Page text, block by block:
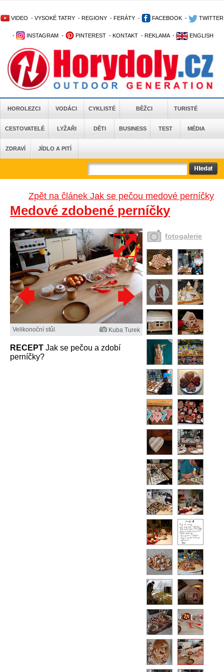
VIDEO - VYSOKÉ TATRY - REGIONY - FERÁTY - FACEBOOK - TWITTER
- INSTAGRAM - PINTEREST - KONTAKT - REKLAMA - ENGLISH
HOROLEZCI VODÁCI CYKLISTÉ BĚŽCI TURISTÉ
CESTOVATELÉ LYŽAŘI DĚTI BUSINESS TEST MÉDIA
ZDRAVÍ JÍDLO A PITÍ
Zpět na článek Jak se pečou medové perníčky
Medové zdobené perníčky
Velikonoční stůl. Kuba Turek
RECEPT Jak se pečou a zdobí
perníčky?
fotogalerie